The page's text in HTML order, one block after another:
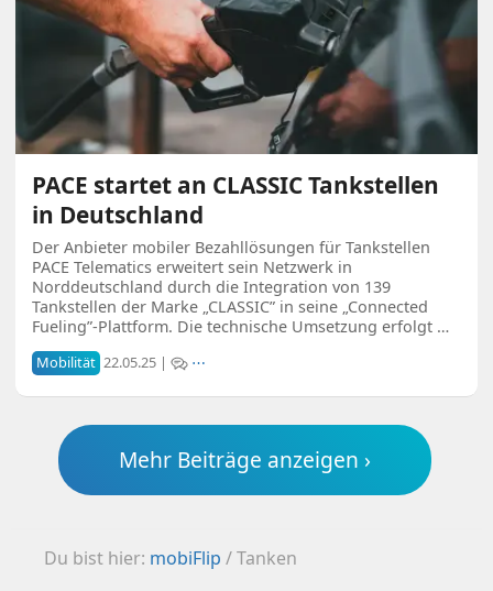
PACE startet an CLASSIC Tankstellen
in Deutschland
Der Anbieter mobiler Bezahllösungen für Tankstellen
PACE Telematics erweitert sein Netzwerk in
Norddeutschland durch die Integration von 139
Tankstellen der Marke „CLASSIC” in seine „Connected
Fueling”-Plattform. Die technische Umsetzung erfolgt …
Mobilität 22.05.25 | ⋯
Mehr Beiträge anzeigen ›
Du bist hier: mobiFlip /Tanken